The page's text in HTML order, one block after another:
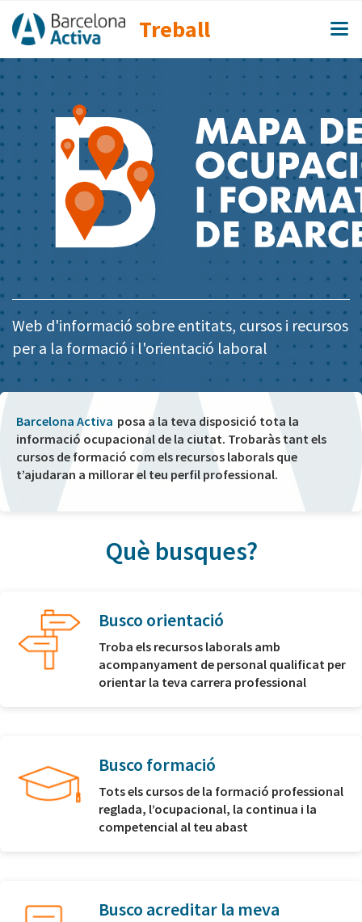
Treball
Web d'informació sobre entitats, cursos i recursos
per a la formació i l'orientació laboral
Barcelona Activa posa a la teva disposició tota la
informació ocupacional de la ciutat. Trobaràs tant els
cursos de formació com els recursos laborals que
t’ajudaran a millorar el teu perfil professional.
Què busques?
Busco orientació
Troba els recursos laborals amb
acompanyament de personal qualificat per
orientar la teva carrera professional
Busco formació
Tots els cursos de la formació professional
reglada, l’ocupacional, la continua i la
competencial al teu abast
Busco acreditar la meva